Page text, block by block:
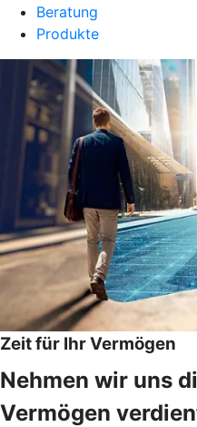
Beratung
Produkte
Zeit für Ihr Vermögen
Nehmen wir uns
Vermögen